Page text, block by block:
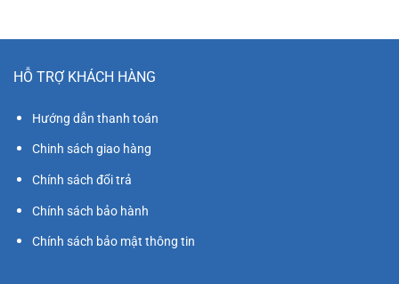
HỖ TRỢ KHÁCH HÀNG
Hướng dẫn thanh toán
Chinh sách giao hàng
Chính sách đổi trả
Chính sách bảo hành
Chính sách bảo mật thông tin